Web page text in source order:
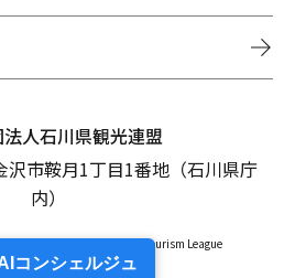
人石川県観光連盟
沢市鞍月1丁目1番地（石川県庁
内）
© Ishikawa Prefectural Tourism League